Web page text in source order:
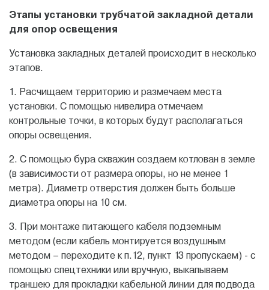
Этапы установки трубчатой закладной детали
для опор освещения
Установка закладных деталей происходит в несколько
этапов.
1. Расчищаем территорию и размечаем места
установки. С помощью нивелира отмечаем
контрольные точки, в которых будут располагаться
опоры освещения.
2. С помощью бура скважин создаем котлован в земле
(в зависимости от размера опоры, но не менее 1
метра). Диаметр отверстия должен быть больше
диаметра опоры на 10 см.
3. При монтаже питающего кабеля подземным
методом (если кабель монтируется воздушным
методом – переходите к п.12, пункт 13 пропускаем) - с
помощью спецтехники или вручную, выкапываем
траншею для прокладки кабельной линии для подвода